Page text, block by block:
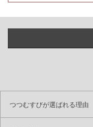
つつむすびが選ばれる理由